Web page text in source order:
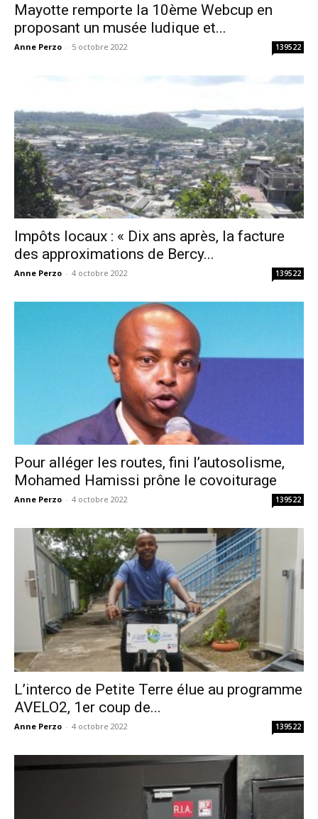
Mayotte remporte la 10ème Webcup en
proposant un musée ludique et...
Anne Perzo - 5 octobre 2022 139522
Impôts locaux : « Dix ans après, la facture
des approximations de Bercy...
Anne Perzo - 4 octobre 2022 139522
Pour alléger les routes, fini l’autosolisme,
Mohamed Hamissi prône le covoiturage
Anne Perzo - 4 octobre 2022 139522
L’interco de Petite Terre élue au programme
AVELO2, 1er coup de...
Anne Perzo - 4 octobre 2022 139522